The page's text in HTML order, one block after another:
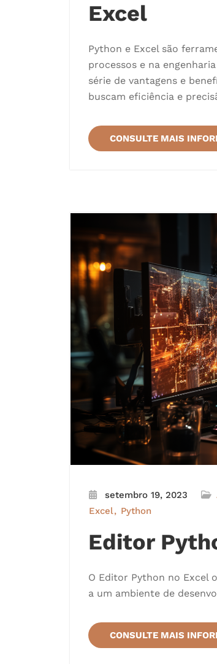
Excel
Python e Excel são
processos e na
série de vantagens e
buscam eficiência e
CONSULTE MAIS
setembro 19, 2023
Excel
Python
Editor
O Editor Python no Excel
a um ambiente de
CONSULTE MAIS